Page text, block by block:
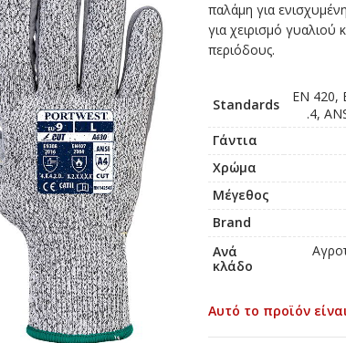
παλάμη για
για χειρισμό γυαλιού
περιόδους.
Standards
EN 420,
.4,
Γάντια
Χρώμα
Μέγεθος
Brand
Ανά
κλάδο
Αυτό το προϊόν